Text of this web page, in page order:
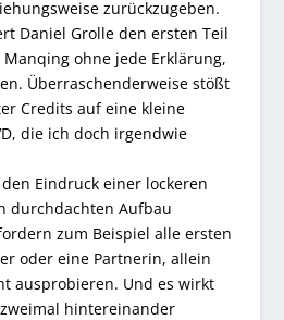
zurückzugeben.
Daniel Grolle den ersten Teil
ohne jede Erklärung,
Überraschenderweise stößt
Credits auf eine kleine
die ich doch irgendwie
Eindruck einer lockeren
durchdachten Aufbau
zum Beispiel alle ersten
oder eine Partnerin, allein
ausprobieren. Und es wirkt
hintereinander